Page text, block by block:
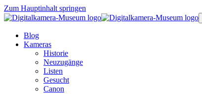
Zum Hauptinhalt springen
Blog
Kameras
Historie
Neuzugänge
Listen
Gesucht
Canon